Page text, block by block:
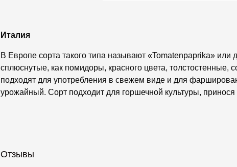
Италия
В Европе сорта такого типа называют «Tomatenpaprika»
сплюснутые, как помидоры, красного цвета,
подходят для употребления в свежем виде и для
урожайный. Сорт подходит для горшечной культуры,
Отзывы